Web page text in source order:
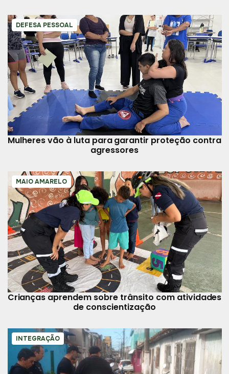
DEFESA PESSOAL
Mulheres vão à luta para garantir proteção contra
agressores
MAIO AMARELO
Crianças aprendem sobre trânsito com atividades
de conscientização
INTEGRAÇÃO